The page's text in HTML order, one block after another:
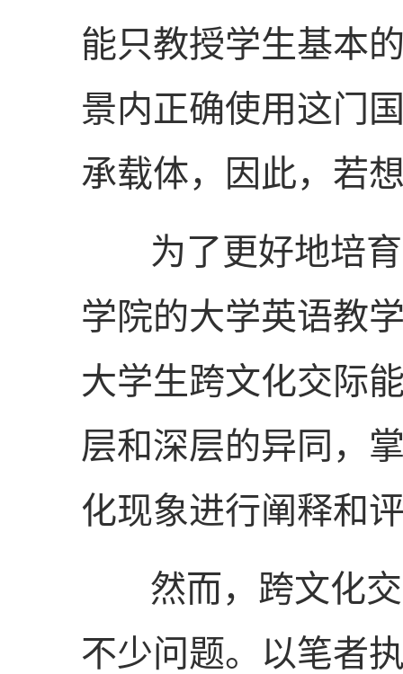
能只教授学生基本
景内正确使用这门
承载体，因此，若
为了更好地培育
学院的大学英语教
大学生跨文化交际
层和深层的异同，
化现象进行阐释和
然而，跨文化交
不少问题。以笔者